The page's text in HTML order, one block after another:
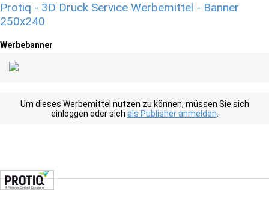
Protiq - 3D Druck Service Werbemittel - Banner
250x240
Werbebanner
Um dieses Werbemittel nutzen zu können, müssen Sie sich
einloggen oder sich als Publisher anmelden